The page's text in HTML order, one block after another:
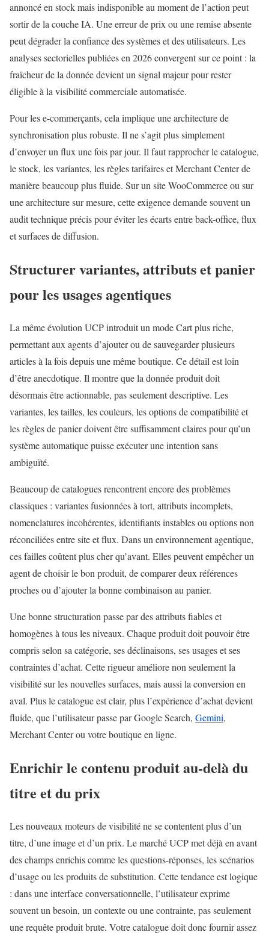
annoncé en stock mais indisponible au moment de l’action peut
sortir de la couche IA. Une erreur de prix ou une remise absente
peut dégrader la confiance des systèmes et des utilisateurs. Les
analyses sectorielles publiées en 2026 convergent sur ce point : la
fraîcheur de la donnée devient un signal majeur pour rester
éligible à la visibilité commerciale automatisée.
Pour les e-commerçants, cela implique une architecture de
synchronisation plus robuste. Il ne s’agit plus simplement
d’envoyer un flux une fois par jour. Il faut rapprocher le catalogue,
le stock, les variantes, les règles tarifaires et Merchant Center de
manière beaucoup plus fluide. Sur un site WooCommerce ou sur
une architecture sur mesure, cette exigence demande souvent un
audit technique précis pour éviter les écarts entre back-office, flux
et surfaces de diffusion.
Structurer variantes, attributs et panier
pour les usages agentiques
La même évolution UCP introduit un mode Cart plus riche,
permettant aux agents d’ajouter ou de sauvegarder plusieurs
articles à la fois depuis une même boutique. Ce détail est loin
d’être anecdotique. Il montre que la donnée produit doit
désormais être actionnable, pas seulement descriptive. Les
variantes, les tailles, les couleurs, les options de compatibilité et
les règles de panier doivent être suffisamment claires pour qu’un
système automatique puisse exécuter une intention sans
ambiguïté.
Beaucoup de catalogues rencontrent encore des problèmes
classiques : variantes fusionnées à tort, attributs incomplets,
nomenclatures incohérentes, identifiants instables ou options non
réconciliées entre site et flux. Dans un environnement agentique,
ces failles coûtent plus cher qu’avant. Elles peuvent empêcher un
agent de choisir le bon produit, de comparer deux références
proches ou d’ajouter la bonne combinaison au panier.
Une bonne structuration passe par des attributs fiables et
homogènes à tous les niveaux. Chaque produit doit pouvoir être
compris selon sa catégorie, ses déclinaisons, ses usages et ses
contraintes d’achat. Cette rigueur améliore non seulement la
visibilité sur les nouvelles surfaces, mais aussi la conversion en
aval. Plus le catalogue est clair, plus l’expérience d’achat devient
fluide, que l’utilisateur passe par Google Search, Gemini,
Merchant Center ou votre boutique en ligne.
Enrichir le contenu produit au-delà du
titre et du prix
Les nouveaux moteurs de visibilité ne se contentent plus d’un
titre, d’une image et d’un prix. Le marché UCP met déjà en avant
des champs enrichis comme les questions-réponses, les scénarios
d’usage ou les produits de substitution. Cette tendance est logique
: dans une interface conversationnelle, l’utilisateur exprime
souvent un besoin, un contexte ou une contrainte, pas seulement
une requête produit brute. Votre catalogue doit donc fournir assez